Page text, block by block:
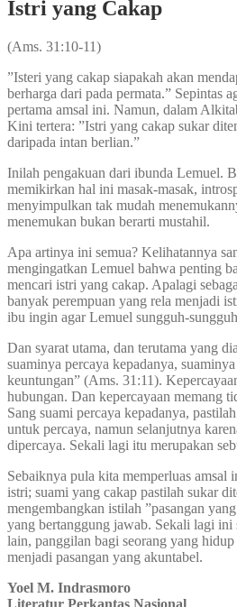
Istri yang Cakap
(Ams. 31:10-11)
”Isteri yang cakap siapakah akan
berharga dari pada permata.” Sepintas
pertama amsal ini. Namun, dalam
Kini tertera: ”Istri yang cakap sukar
daripada intan berlian.”
Inilah pengakuan dari ibunda Lemuel.
memikirkan hal ini masak-masak,
menyimpulkan tak mudah
menemukan bukan berarti mustahil.
Apa artinya ini semua? Kelihatannya
mengingatkan Lemuel bahwa penting
mencari istri yang cakap. Apalagi
banyak perempuan yang rela menjadi
ibu ingin agar Lemuel sungguh-
Dan syarat utama, dan terutama yang
suaminya percaya kepadanya,
keuntungan” (Ams. 31:11).
hubungan. Dan kepercayaan memang
Sang suami percaya kepadanya,
untuk percaya, namun selanjutnya
dipercaya. Sekali lagi itu merupakan
Sebaiknya pula kita memperluas amsal
istri; suami yang cakap pastilah sukar
mengembangkan istilah ”pasangan
yang bertanggung jawab. Sekali lagi ini
lain, panggilan bagi seorang yang
menjadi pasangan yang akuntabel.
Yoel M. Indrasmoro
Literatur Perkantas Nasional